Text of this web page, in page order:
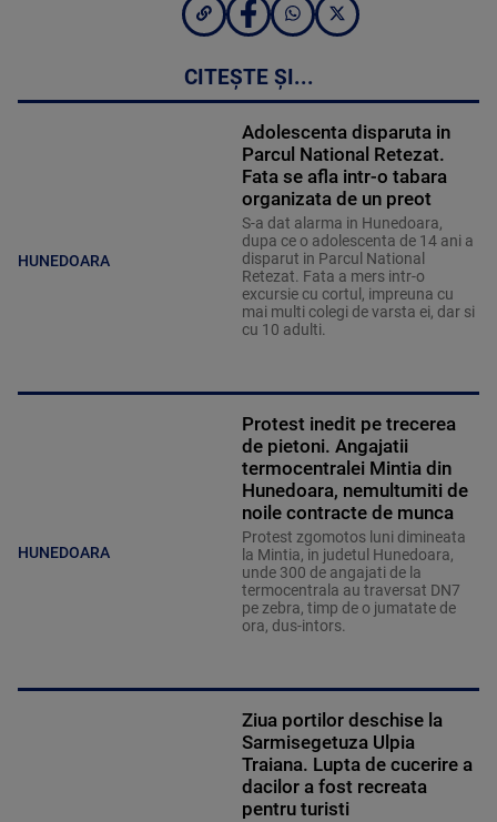
CITEȘTE ȘI...
HUNEDOARA
Adolescenta disparuta in
Parcul National Retezat.
Fata se afla intr-o tabara
organizata de un preot
S-a dat alarma in Hunedoara,
dupa ce o adolescenta de 14 ani a
disparut in Parcul National
Retezat. Fata a mers intr-o
excursie cu cortul, impreuna cu
mai multi colegi de varsta ei, dar si
cu 10 adulti.
HUNEDOARA
Protest inedit pe trecerea
de pietoni. Angajatii
termocentralei Mintia din
Hunedoara, nemultumiti de
noile contracte de munca
Protest zgomotos luni dimineata
la Mintia, in judetul Hunedoara,
unde 300 de angajati de la
termocentrala au traversat DN7
pe zebra, timp de o jumatate de
ora, dus-intors.
Ziua portilor deschise la
Sarmisegetuza Ulpia
Traiana. Lupta de cucerire a
dacilor a fost recreata
pentru turisti